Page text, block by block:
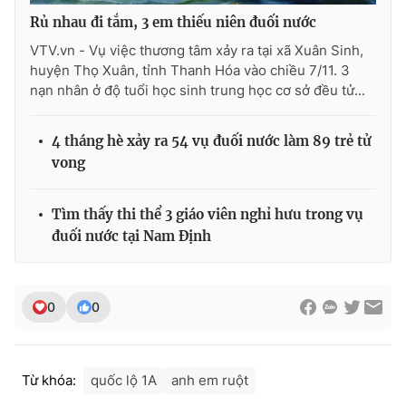
THỜI BÁO VTV
Theo dõi báo trên
Cơ quan chủ quản:
Đài Truyền hình Việt Nam
Tổng đài VTV:024.38 355 931 - 024.38 355 932
Rủ nhau đi tắm, 3 em thiếu niên đuối nước
VTV.vn - Vụ việc thương tâm xảy ra tại xã Xuân Sinh,
huyện Thọ Xuân, tỉnh Thanh Hóa vào chiều 7/11. 3
nạn nhân ở độ tuổi học sinh trung học cơ sở đều tử...
4 tháng hè xảy ra 54 vụ đuối nước làm 89 trẻ tử
vong
Tìm thấy thi thể 3 giáo viên nghỉ hưu trong vụ
đuối nước tại Nam Định
0 0
Từ khóa: quốc lộ 1A anh em ruột